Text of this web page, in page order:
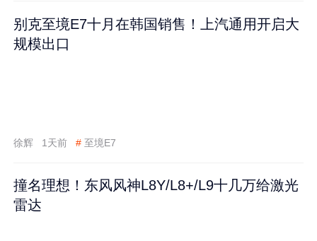
别克至境E7十月在韩国销售！上汽通用开启大
规模出口
徐辉 1天前 # 至境E7
撞名理想！东风风神L8Y/L8+/L9十几万给激光
雷达